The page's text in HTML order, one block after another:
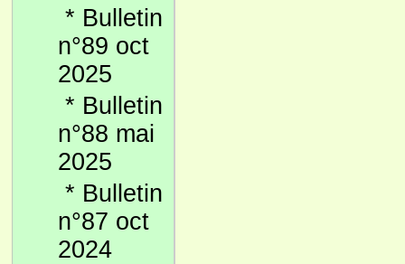
* Bulletin
n°89 oct
2025
* Bulletin
n°88 mai
2025
* Bulletin
n°87 oct
2024